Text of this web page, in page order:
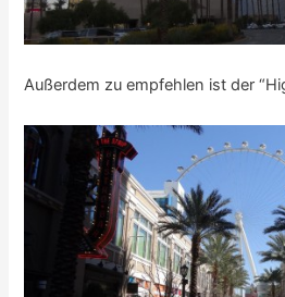
Außerdem zu empfehlen ist der